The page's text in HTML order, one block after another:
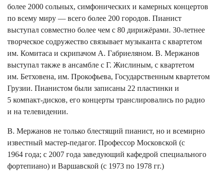
более 2000 сольных, симфонических и камерных концертов
по всему миру — всего более 200 городов. Пианист
выступал совместно более чем с 80 дирижёрами. 30-летнее
творческое содружество связывает музыканта с квартетом
им. Комитаса и скрипачом А. Габриеляном. В. Мержанов
выступал также в ансамбле с Г. Жислиным, с квартетом
им. Бетховена, им. Прокофьева, Государственным квартетом
Грузии. Пианистом были записаны 22 пластинки и
5 компакт-дисков, его концерты транслировались по радио
и на телевидении.
В. Мержанов не только блестящий пианист, но и всемирно
известный мастер-педагог. Профессор Московской (с
1964 года; с 2007 года заведующий кафедрой специального
фортепиано) и Варшавской (с 1973 по 1978 гг.)